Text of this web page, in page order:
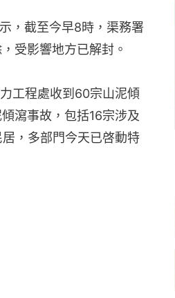
，截至今早8時，渠務署
受影響地方已解封。
工程處收到60宗山泥傾
瀉事故，包括16宗涉及
，多部門今天已啓動特